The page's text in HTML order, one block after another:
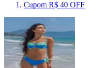
Cupom R$ 40 OFF